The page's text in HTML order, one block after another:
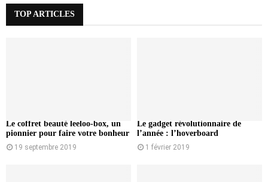
TOP ARTICLES
Le coffret beauté leeloo-box, un
pionnier pour faire votre bonheur
19 septembre 2019
Le gadget révolutionnaire de
l’année : l’hoverboard
1 février 2019